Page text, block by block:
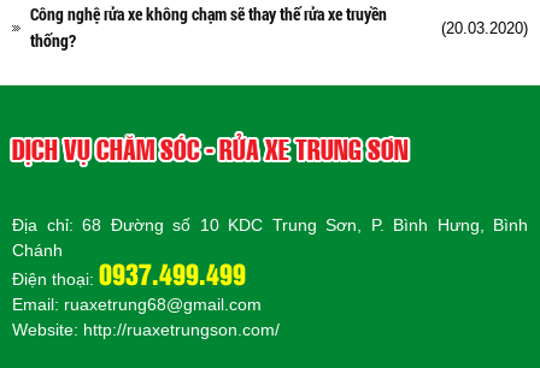
Công nghệ rửa xe không chạm sẽ thay thế rửa xe truyền
thống?
(20.03.2020)
DỊCH VỤ CHĂM SÓC - RỬA XE TRUNG SƠN
Địa chỉ: 68 Đường số 10 KDC Trung Sơn, P. Bình Hưng, Bình
Chánh
Điện thoại: 0937.499.499
Email: ruaxetrung68@gmail.com
Website: http://ruaxetrungson.com/